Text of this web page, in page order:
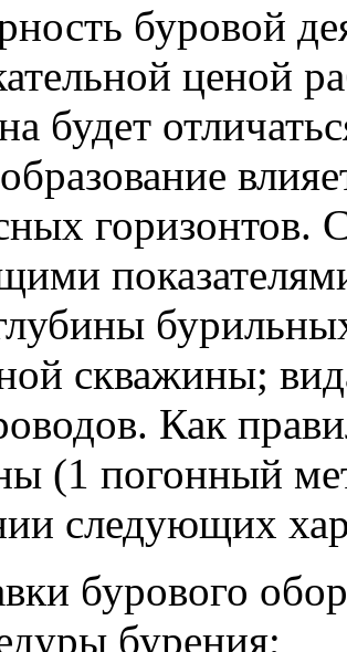
буровой
ценой
будет
горизонтов.
скважины;
Как
(1 погонный
следующих
бурового
бурения;